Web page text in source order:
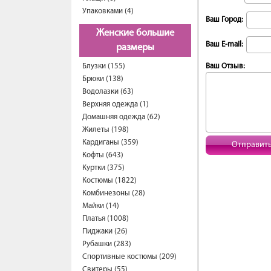
Упаковками (4)
Женские большие
размеры
Блузки (155)
Брюки (138)
Водолазки (63)
Верхняя одежда (1)
Домашняя одежда (62)
Жилеты (198)
Кардиганы (359)
Кофты (643)
Куртки (375)
Костюмы (1822)
Комбинезоны (28)
Майки (14)
Платья (1008)
Пиджаки (26)
Рубашки (283)
Спортивные костюмы (209)
Ваш Город:
Ваш E-mail:
Ваш Отзыв: